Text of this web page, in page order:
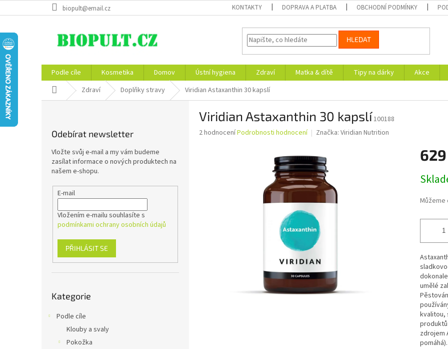
na
biopult@email.cz KONTAKTY DOPRAVA A PLATBA OBCHODNÍ PODMÍNKY
HLEDAT
Podle cíle Kosmetika Domov Ústní hygiena Zdraví Matka & dítě Tipy na dárky
Akce
Domů Zdraví Doplňky stravy Viridian Astaxanthin 30 kapslí
Odebírat newsletter
Vložte svůj e-mail a my vám budeme
zasílat informace o nových produktech na
našem e-shopu.
E-mail
Vložením e-mailu souhlasíte s
podmínkami ochrany osobních údajů
PŘIHLÁSIT SE
kategorie
Kategorie
Podle cíle
Klouby a svaly
Pokožka
Viridian Astaxanthin 30 kapslí100188
Průměrné
2 hodnoceníPodrobnosti hodnocení Značka: Viridian Nutrition
cena:
umělé
kvalitou,
zdrojem
pomáhá).